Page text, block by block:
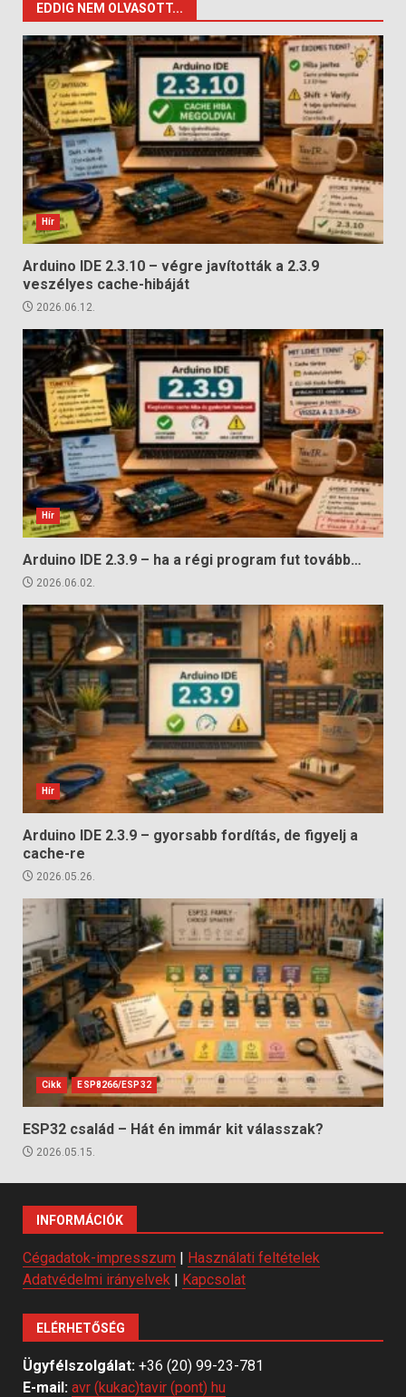
EDDIG NEM OLVASOTT...
Hír
Arduino IDE 2.3.10 – végre javították a 2.3.9
veszélyes cache-hibáját
2026.06.12.
Hír
Arduino IDE 2.3.9 – ha a régi program fut tovább…
2026.06.02.
Hír
Arduino IDE 2.3.9 – gyorsabb fordítás, de figyelj a
cache-re
2026.05.26.
Cikk ESP8266/ESP32
ESP32 család – Hát én immár kit válasszak?
2026.05.15.
INFORMÁCIÓK
Cégadatok-impresszum | Használati feltételek
Adatvédelmi irányelvek | Kapcsolat
ELÉRHETŐSÉG
Ügyfélszolgálat: +36 (20) 99-23-781
E-mail: avr (kukac)tavir (pont) hu